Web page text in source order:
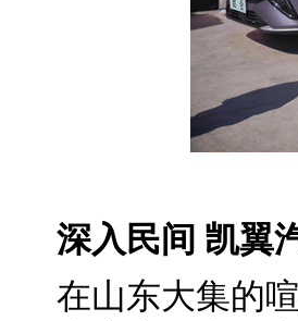
深入民间 凯翼
在山东大集的